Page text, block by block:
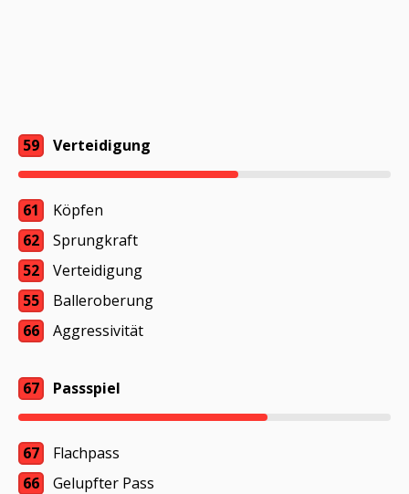
59 Verteidigung
61
Köpfen
62
Sprungkraft
52
Verteidigung
55
Balleroberung
66
Aggressivität
67 Passspiel
67
Flachpass
66
Gelupfter Pass